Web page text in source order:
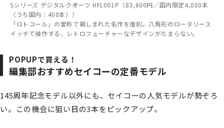
Sシリーズ デジタルクオーツ HFL001P（83,600円／国内限定4,000本
〈うち国内：400本〉）
「ロトコール」の愛称で親しまれた名作を復刻。八角形のロータリース
イッチで操作する、レトロフューチャーなデザインがたまらない。
POPUPで買える！
編集部おすすめセイコーの定番モデル
145周年記念モデル以外にも、セイコーの人気モデルが勢ぞろ
い。この機会に狙い目の3本をピックアップ。